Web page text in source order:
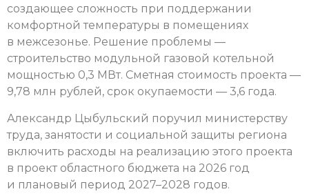
создающее сложность при поддержании
комфортной температуры в помещениях
в межсезонье. Решение проблемы —
строительство модульной газовой котельной
мощностью 0,3 МВт. Сметная стоимость проекта —
9,78 млн рублей, срок окупаемости — 3,6 года.
Александр Цыбульский поручил министерству
труда, занятости и социальной защиты региона
включить расходы на реализацию этого проекта
в проект областного бюджета на 2026 год
и плановый период 2027–2028 годов.